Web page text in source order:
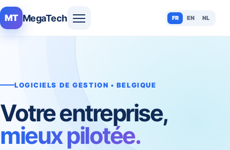
MT MegaTech FR EN NL
LOGICIELS DE GESTION • BELGIQUE
Votre entreprise,
mieux pilotée.